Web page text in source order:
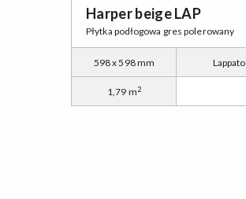
Harper beige LAP
Płytka podłogowa gres polerowany
598 x 598 mm Lappato
1,79 m2